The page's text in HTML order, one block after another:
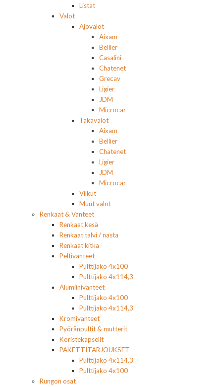
Listat
Valot
Ajovalot
Aixam
Bellier
Casalini
Chatenet
Grecav
Ligier
JDM
Microcar
Takavalot
Aixam
Bellier
Chatenet
Ligier
JDM
Microcar
Vilkut
Muut valot
Renkaat & Vanteet
Renkaat kesä
Renkaat talvi / nasta
Renkaat kitka
Peltivanteet
Pulttijako 4x100
Pulttijako 4x114,3
Alumiinivanteet
Pulttijako 4x100
Pulttijako 4x114,3
Kromivanteet
Pyöränpultit & mutterit
Koristekapselit
PAKETTITARJOUKSET
Pulttijako 4x114,3
Pulttijako 4x100
Rungon osat